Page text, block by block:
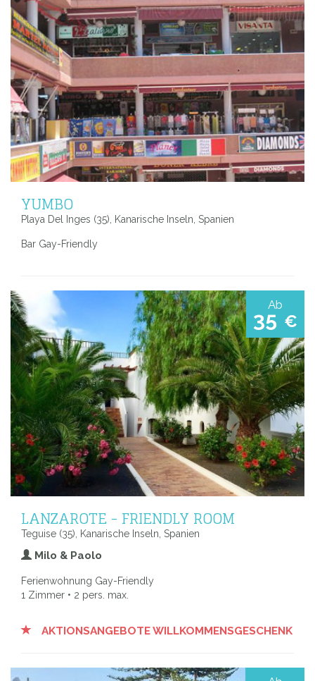
YUMBO
Playa Del Inges (35), Kanarische Inseln, Spanien
Bar Gay-Friendly
Ab
35 €
LANZAROTE - FRIENDLY ROOM
Teguise (35), Kanarische Inseln, Spanien
Milo & Paolo
Ferienwohnung Gay-Friendly
1 Zimmer • 2 pers. max.
AKTIONSANGEBOTE WILLKOMMENSGESCHENK